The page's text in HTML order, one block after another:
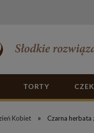
TORTY
Kobiet » Czarna herbata